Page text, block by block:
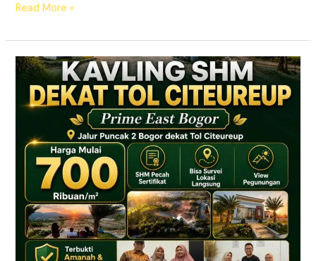
Read More »
Info
Prime
East
Lokasi
Dekat
Tol
Citeureup